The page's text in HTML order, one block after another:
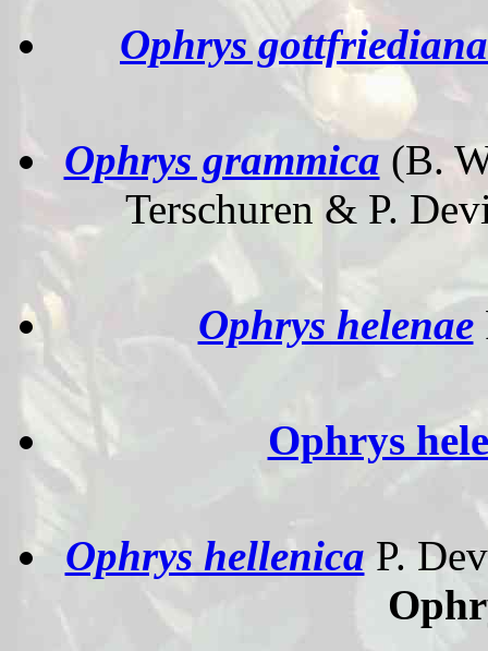
Ophrys gottfriediana
Ophrys grammica (B.
Terschuren & P.
Ophrys helenae
Ophrys
Ophrys hellenica P.